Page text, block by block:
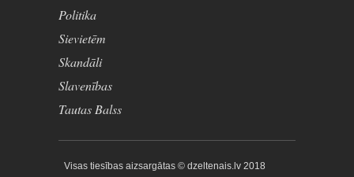
Politika
Sievietēm
Skandāli
Slavenības
Tautas Balss
Visas tiesības aizsargātas © dzeltenais.lv 2018